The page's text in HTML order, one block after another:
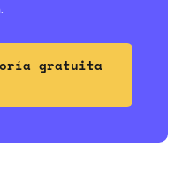
gratuita